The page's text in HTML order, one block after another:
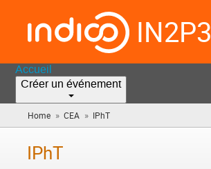
IN2P3
Accueil
Créer un événement
Home » CEA » IPhT
êtes
IPhT